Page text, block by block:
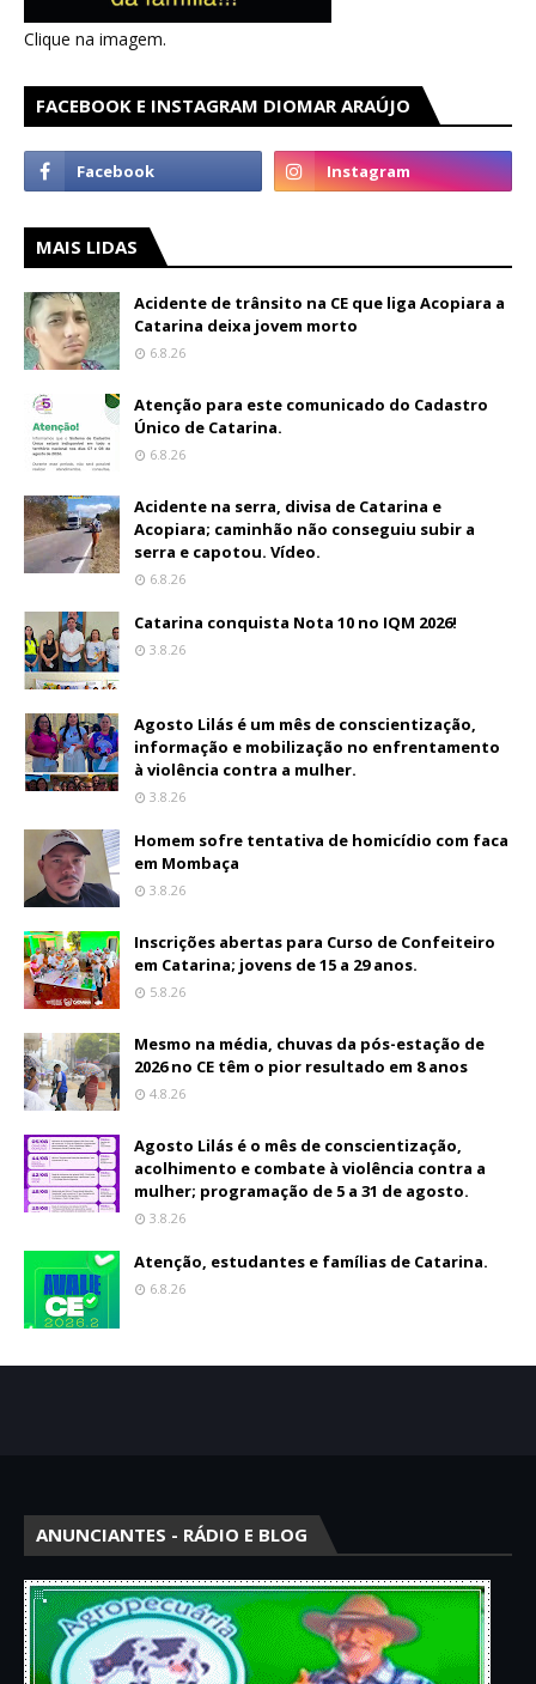
Clique na imagem.
FACEBOOK E INSTAGRAM DIOMAR ARAÚJO
MAIS LIDAS
Acidente de trânsito na CE que liga Acopiara a
Catarina deixa jovem morto
6.8.26
Atenção para este comunicado do Cadastro
Único de Catarina.
6.8.26
Acidente na serra, divisa de Catarina e
Acopiara; caminhão não conseguiu subir a
serra e capotou. Vídeo.
6.8.26
Catarina conquista Nota 10 no IQM 2026!
3.8.26
Agosto Lilás é um mês de conscientização,
informação e mobilização no enfrentamento
à violência contra a mulher.
3.8.26
Homem sofre tentativa de homicídio com faca
em Mombaça
3.8.26
Inscrições abertas para Curso de Confeiteiro
em Catarina; jovens de 15 a 29 anos.
5.8.26
Mesmo na média, chuvas da pós-estação de
2026 no CE têm o pior resultado em 8 anos
4.8.26
Agosto Lilás é o mês de conscientização,
acolhimento e combate à violência contra a
mulher; programação de 5 a 31 de agosto.
3.8.26
Atenção, estudantes e famílias de Catarina.
6.8.26
ANUNCIANTES - RÁDIO E BLOG